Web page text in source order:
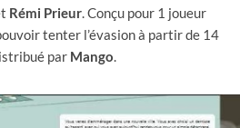
Rémi Prieur. Conçu pour 1 joueur
tenter l’évasion à partir de 14
par Mango.